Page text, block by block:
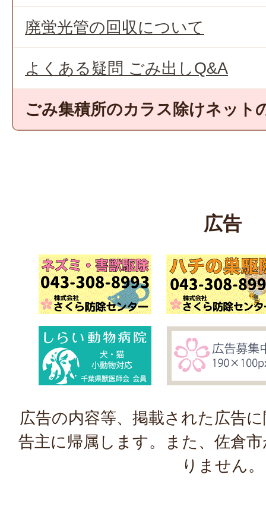
廃蛍光管の回収について
よくある疑問 ごみ出しQ&A
ごみ集積所のカラス除けネット
広告
広告の内容等、掲載された広告
告主に帰属します。また、佐倉
りません。